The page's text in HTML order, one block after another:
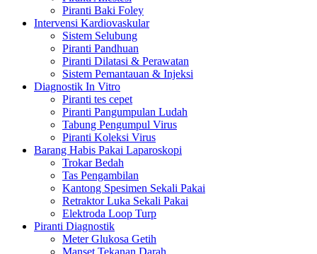
Piranti Baki Foley
Intervensi Kardiovaskular
Sistem Selubung
Piranti Pandhuan
Piranti Dilatasi & Perawatan
Sistem Pemantauan & Injeksi
Diagnostik In Vitro
Piranti tes cepet
Piranti Pangumpulan Ludah
Tabung Pengumpul Virus
Piranti Koleksi Virus
Barang Habis Pakai Laparoskopi
Trokar Bedah
Tas Pengambilan
Kantong Spesimen Sekali Pakai
Retraktor Luka Sekali Pakai
Elektroda Loop Turp
Piranti Diagnostik
Meter Glukosa Getih
Manset Tekanan Darah